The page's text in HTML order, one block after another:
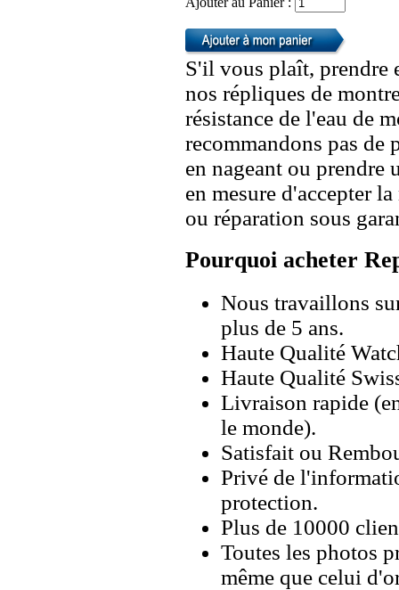
S'il vous plaît, prendre
nos répliques de
résistance de l'eau de
recommandons pas de
en nageant ou prendre
en mesure d'accepter
ou réparation sous
Pourquoi acheter
Nous travaillons
plus de 5 ans.
Haute Qualité
Haute Qualité
Livraison rapide
le monde).
Satisfait ou
Privé de
protection.
Plus de 10000
Toutes les photos
même que celui